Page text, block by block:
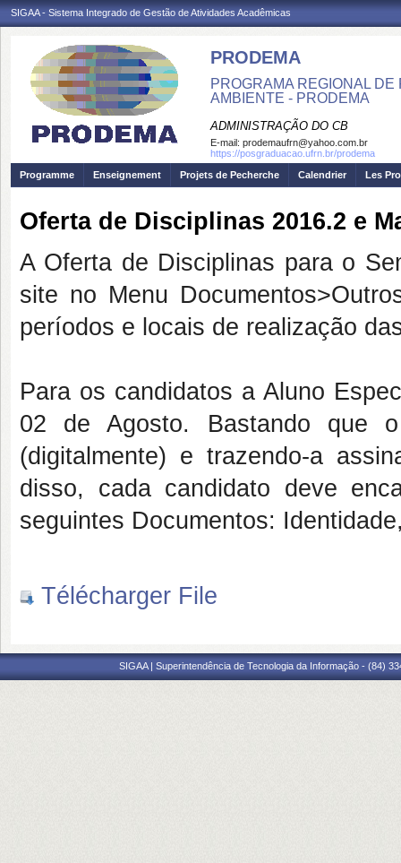
SIGAA - Sistema Integrado de Gestão de Atividades Acadêmicas
PRODEMA
PROGRAMA REGIONAL
AMBIENTE - PRODEMA
ADMINISTRAÇÃO DO CB
E-mail: prodemaufrn@yahoo.com.br
https://posgraduacao.ufrn.br/prodema
Programme
Enseignement Projets de Pecherche Calendrier Les
Oferta de Disciplinas 2016.2 e
A Oferta de Disciplinas para o
site no Menu
períodos e locais de realização
Para os candidatos a Aluno
02 de Agosto. Bastando que
(digitalmente) e trazendo-a
disso, cada candidato deve
seguintes Documentos:
Télécharger File
SIGAA | Superintendência de Tecnologia da Informação - (84)